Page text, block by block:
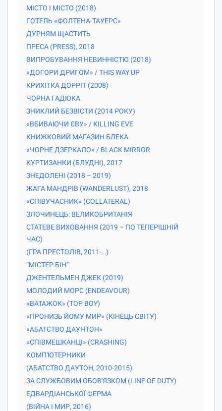
МІСТО І МІСТО (2018)
ГОТЕЛЬ «ФОЛТЕНА-ТАУЕРС»
ДУРНЯМ ЩАСТИТЬ
ПРЕСА (PRESS), 2018
ВИПРОБУВАННЯ НЕВИННІСТЮ (2018)
«ДОГОРИ ДРИГОМ» / THIS WAY UP
КРИХІТКА ДОРРІТ (2008)
ЧОРНА ГАДЮКА
ЗНИКЛИЙ БЕЗВІСТИ (2014 РОКУ)
«ВБИВАЮЧИ ЄВУ» / KILLING EVE
КНИЖКОВИЙ МАГАЗИН БЛЕКА
«ЧОРНЕ ДЗЕРКАЛО» / BLACK MIRROR
КУРТИЗАНКИ (БЛУДНІ), 2017
ЗНЕДОЛЕНІ (2018 – 2019)
ЖАГА МАНДРІВ (WANDERLUST), 2018
«СПІВУЧАСНИК» (COLLATERAL)
ЗЛОЧИНЕЦЬ: ВЕЛИКОБРИТАНІЯ
СТАТЕВЕ ВИХОВАННЯ (2019 – ПО ТЕПЕРІШНІЙ
ЧАС)
(ГРА ПРЕСТОЛІВ, 2011-…)
“МІСТЕР БІН”
ДЖЕНТЕЛЬМЕН ДЖЕК (2019)
МОЛОДИЙ МОРС (ENDEAVOUR)
«ВАТАЖОК» (TOP BOY)
«ПРОНИЗЬ ЙОМУ МИР» (КІНЕЦЬ СВІТУ)
«АБАТСТВО ДАУНТОН»
«СПІВМЕШКАНЦІ» (CRASHING)
КОМП'ЮТЕРНИКИ
(АБАТСТВО ДАУТОН, 2010-2015)
ЗА СЛУЖБОВИМ ОБОВ'ЯЗКОМ (LINE OF DUTY)
ЕДВАРДІАНСЬКОЇ ФЕРМА
(ВІЙНА І МИР, 2016)